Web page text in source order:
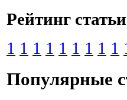
Рейтинг
1 1 1 1 1 1 1 1 1
Популярные